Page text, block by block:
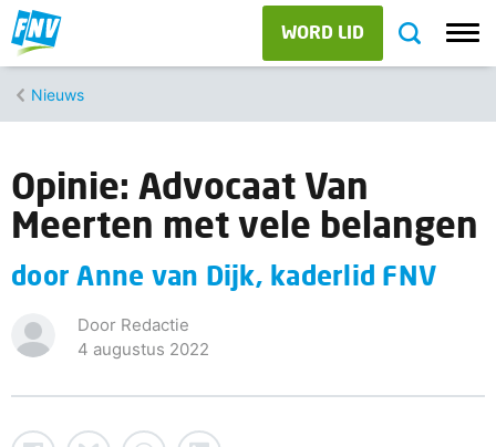
WORD LID
Nieuws
Opinie: Advocaat Van
Meerten met vele belangen
door Anne van Dijk, kaderlid FNV
Door Redactie
4 augustus 2022